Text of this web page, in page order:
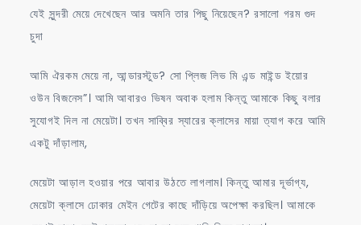
যেই সুন্দরী মেয়ে দেখেছেন আর অমনি তার পিছু নিয়েছেন? রসালো গরম গুদ
চুদা
আমি ঐরকম মেয়ে না, আন্ডারস্টুড? সো প্লিজ লিভ মি এন্ড মাইন্ড ইয়োর
ওউন বিজনেস”। আমি আবারও ভিষন অবাক হলাম কিন্তু আমাকে কিছু বলার
সুযোগই দিল না মেয়েটা। তখন সাব্বির স্যারের ক্লাসের মায়া ত্যাগ করে আমি
একটু দাঁড়ালাম,
মেয়েটা আড়াল হওয়ার পরে আবার উঠতে লাগলাম। কিন্তু আমার দূর্ভাগ্য,
মেয়েটা ক্লাসে ঢোকার মেইন গেটের কাছে দাঁড়িয়ে অপেক্ষা করছিল। আমাকে